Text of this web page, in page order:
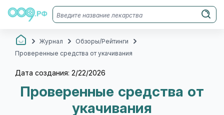
Журнал
Обзоры/Рейтинги
Проверенные средства от укачивания
Дата создания: 2/22/2026
Проверенные средства от
укачивания